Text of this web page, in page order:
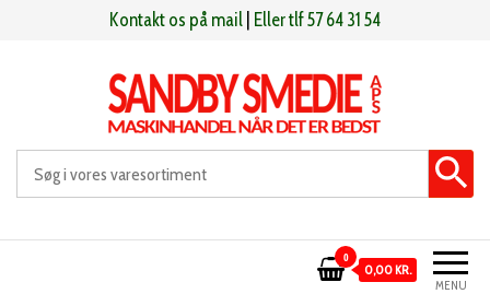
Kontakt os på mail Eller tlf 57 64 31 54
Sandby smeden Maskinhandel når det er bedst
MENU
0
0,00 KR.